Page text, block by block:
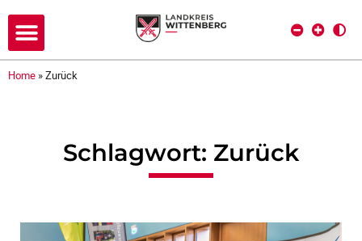
Home »Zurück
Schlagwort: Zurück